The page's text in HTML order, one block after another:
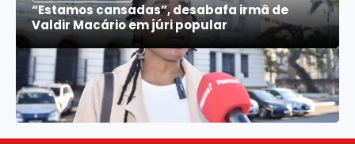
“Estamos cansadas”, desabafa irmã de
Valdir Macário em júri popular